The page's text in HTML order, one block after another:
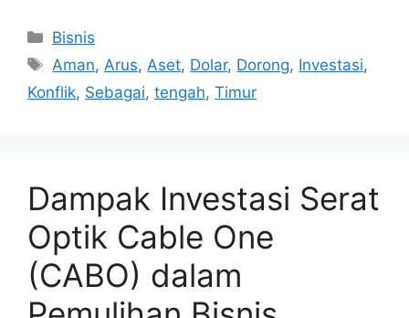
Kategori
Bisnis
Tag
Aman,Arus,Aset, Dolar, Dorong, Investasi,
Konflik, Sebagai, tengah, Timur
Dampak Investasi Serat
Optik Cable One
(CABO) dalam